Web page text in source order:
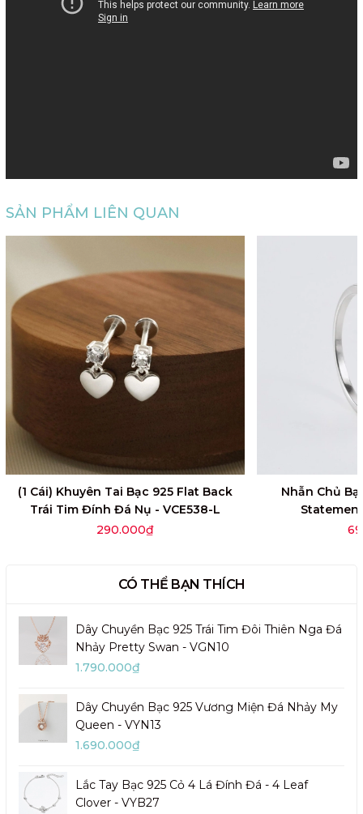
SẢN PHẨM LIÊN QUAN
(1 Cái) Khuyên Tai Bạc 925 Flat Back
Trái Tim Đính Đá Nụ - VCE538-L
290.000₫
Nhẫn Chủ
CÓ THỂ BẠN THÍCH
Dây Chuyền Bạc 925 Trái Tim Đôi Thiên Nga Đá
Nhảy Pretty Swan - VGN10
1.790.000₫
Dây Chuyền Bạc 925 Vương Miện Đá Nhảy My
Queen - VYN13
1.690.000₫
Lắc Tay Bạc 925 Cỏ 4 Lá Đính Đá - 4 Leaf
Clover - VYB27